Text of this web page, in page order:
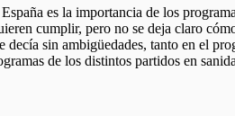
es la importancia de los
cumplir, pero no se deja claro
sin ambigüedades, tanto en el
de los distintos partidos en